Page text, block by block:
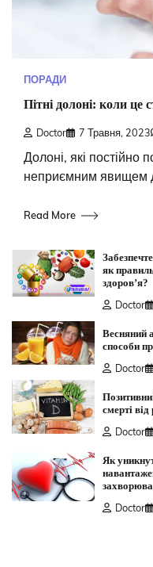
ПОРАДИ
Пітні долоні: коли це
Doctor 7 Травня, 2023
Долоні, які постійно
неприємним явищем
Read More
як
здоров’я?
Doctor
Весняний
способи
Doctor
смерті від
Doctor
Як
Doctor